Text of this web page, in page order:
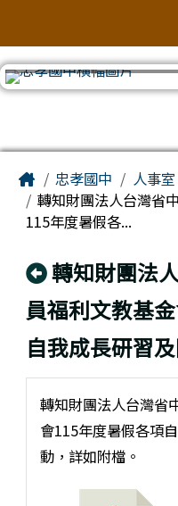
Home忠孝國中 人事室
轉知財團法人台灣省
115年度暑假各...
回上頁
轉知財團法
員福利文教基
自我成長研習
轉知財團法人台灣省
會115年度暑假各項
動，詳如附檔。